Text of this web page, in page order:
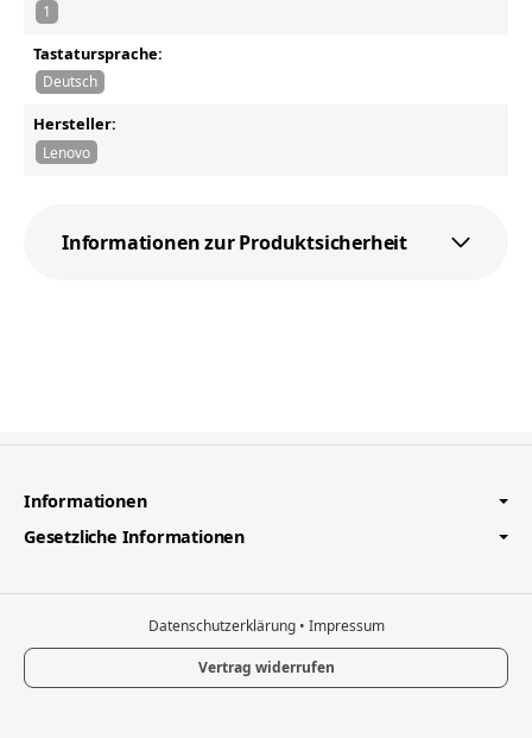
1
Tastatursprache:
Deutsch
Hersteller:
Lenovo
Informationen zur Produktsicherheit
Informationen
Gesetzliche Informationen
Datenschutzerklärung • Impressum
Vertrag widerrufen